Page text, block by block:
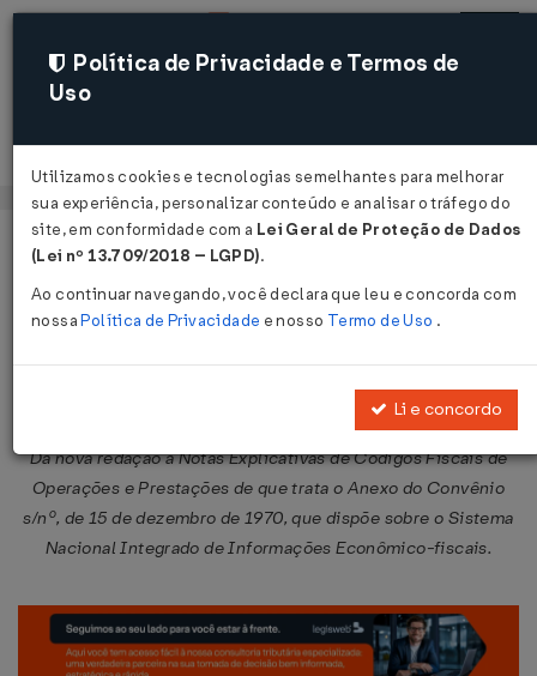
Acessar
Página Inicial Legislações
Ajuste SINIEF nº 9 de 18/06/2004
Publicado no DOU em 24 jun 2004
Dá nova redação à Notas Explicativas de Códigos Fiscais de
Operações e Prestações de que trata o Anexo do Convênio
s/nº, de 15 de dezembro de 1970, que dispõe sobre o Sistema
Nacional Integrado de Informações Econômico-fiscais.
Política de Privacidade e Termos de
Uso
Utilizamos cookies e tecnologias semelhantes para melhorar
sua experiência, personalizar conteúdo e analisar o tráfego do
site, em conformidade com a Lei Geral de Proteção de Dados
(Lei nº 13.709/2018 – LGPD).
Ao continuar navegando, você declara que leu e concorda com
nossaPolítica de Privacidade e nosso Termo de Uso .
Li e concordo